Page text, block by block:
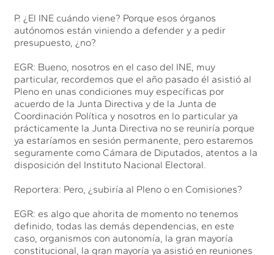
P. ¿El INE cuándo viene? Porque esos órganos
autónomos están viniendo a defender y a pedir
presupuesto, ¿no?
EGR: Bueno, nosotros en el caso del INE, muy
particular, recordemos que el año pasado él asistió al
Pleno en unas condiciones muy específicas por
acuerdo de la Junta Directiva y de la Junta de
Coordinación Política y nosotros en lo particular ya
prácticamente la Junta Directiva no se reuniría porque
ya estaríamos en sesión permanente, pero estaremos
seguramente como Cámara de Diputados, atentos a la
disposición del Instituto Nacional Electoral.
Reportera: Pero, ¿subiría al Pleno o en Comisiones?
EGR: es algo que ahorita de momento no tenemos
definido, todas las demás dependencias, en este
caso, organismos con autonomía, la gran mayoría
constitucional, la gran mayoría ya asistió en reuniones